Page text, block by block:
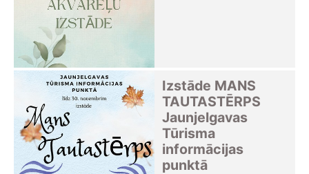
Izstāde MANS
TAUTASTĒRPS
Jaunjelgavas
Tūrisma
informācijas
punktā